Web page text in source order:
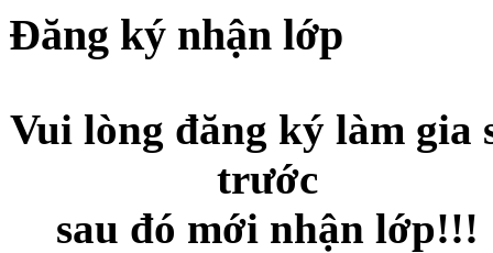
Đăng ký nhận lớp
Vui lòng đăng ký làm gia
trước
sau đó mới nhận lớp!!!